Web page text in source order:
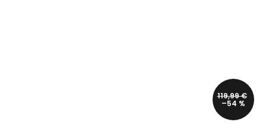
119,99 €
–54 %